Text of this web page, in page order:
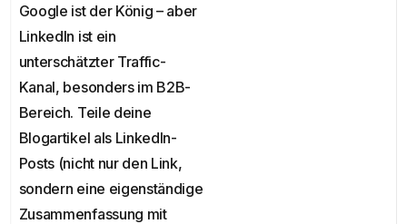
Google ist der König – aber
LinkedIn ist ein
unterschätzter Traffic-
Kanal, besonders im B2B-
Bereich. Teile deine
Blogartikel als LinkedIn-
Posts (nicht nur den Link,
sondern eine eigenständige
Zusammenfassung mit